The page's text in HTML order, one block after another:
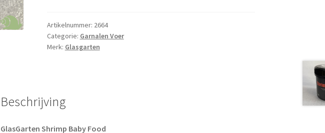
35
gram
aantal
Artikelnummer: 2664
Categorie: Garnalen Voer
Merk: Glasgarten
Beschrijving
GlasGarten Shrimp Baby Food